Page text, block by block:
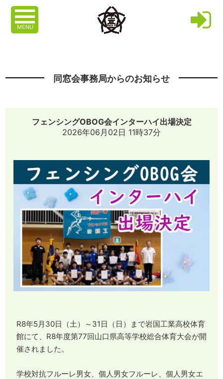
MENU
同窓会事務局からのお知らせ
フェンシングOBOG会インターハイ出場決定
2026年06月02日 11時37分
R8年5月30日（土）～31日（日）まで岩国工業高校体育
館にて、R8年度第77回山口県高等学校総合体育大会が開
催されました。
学校対抗フルーレ男女、個人男女フルーレ、個人男女エ